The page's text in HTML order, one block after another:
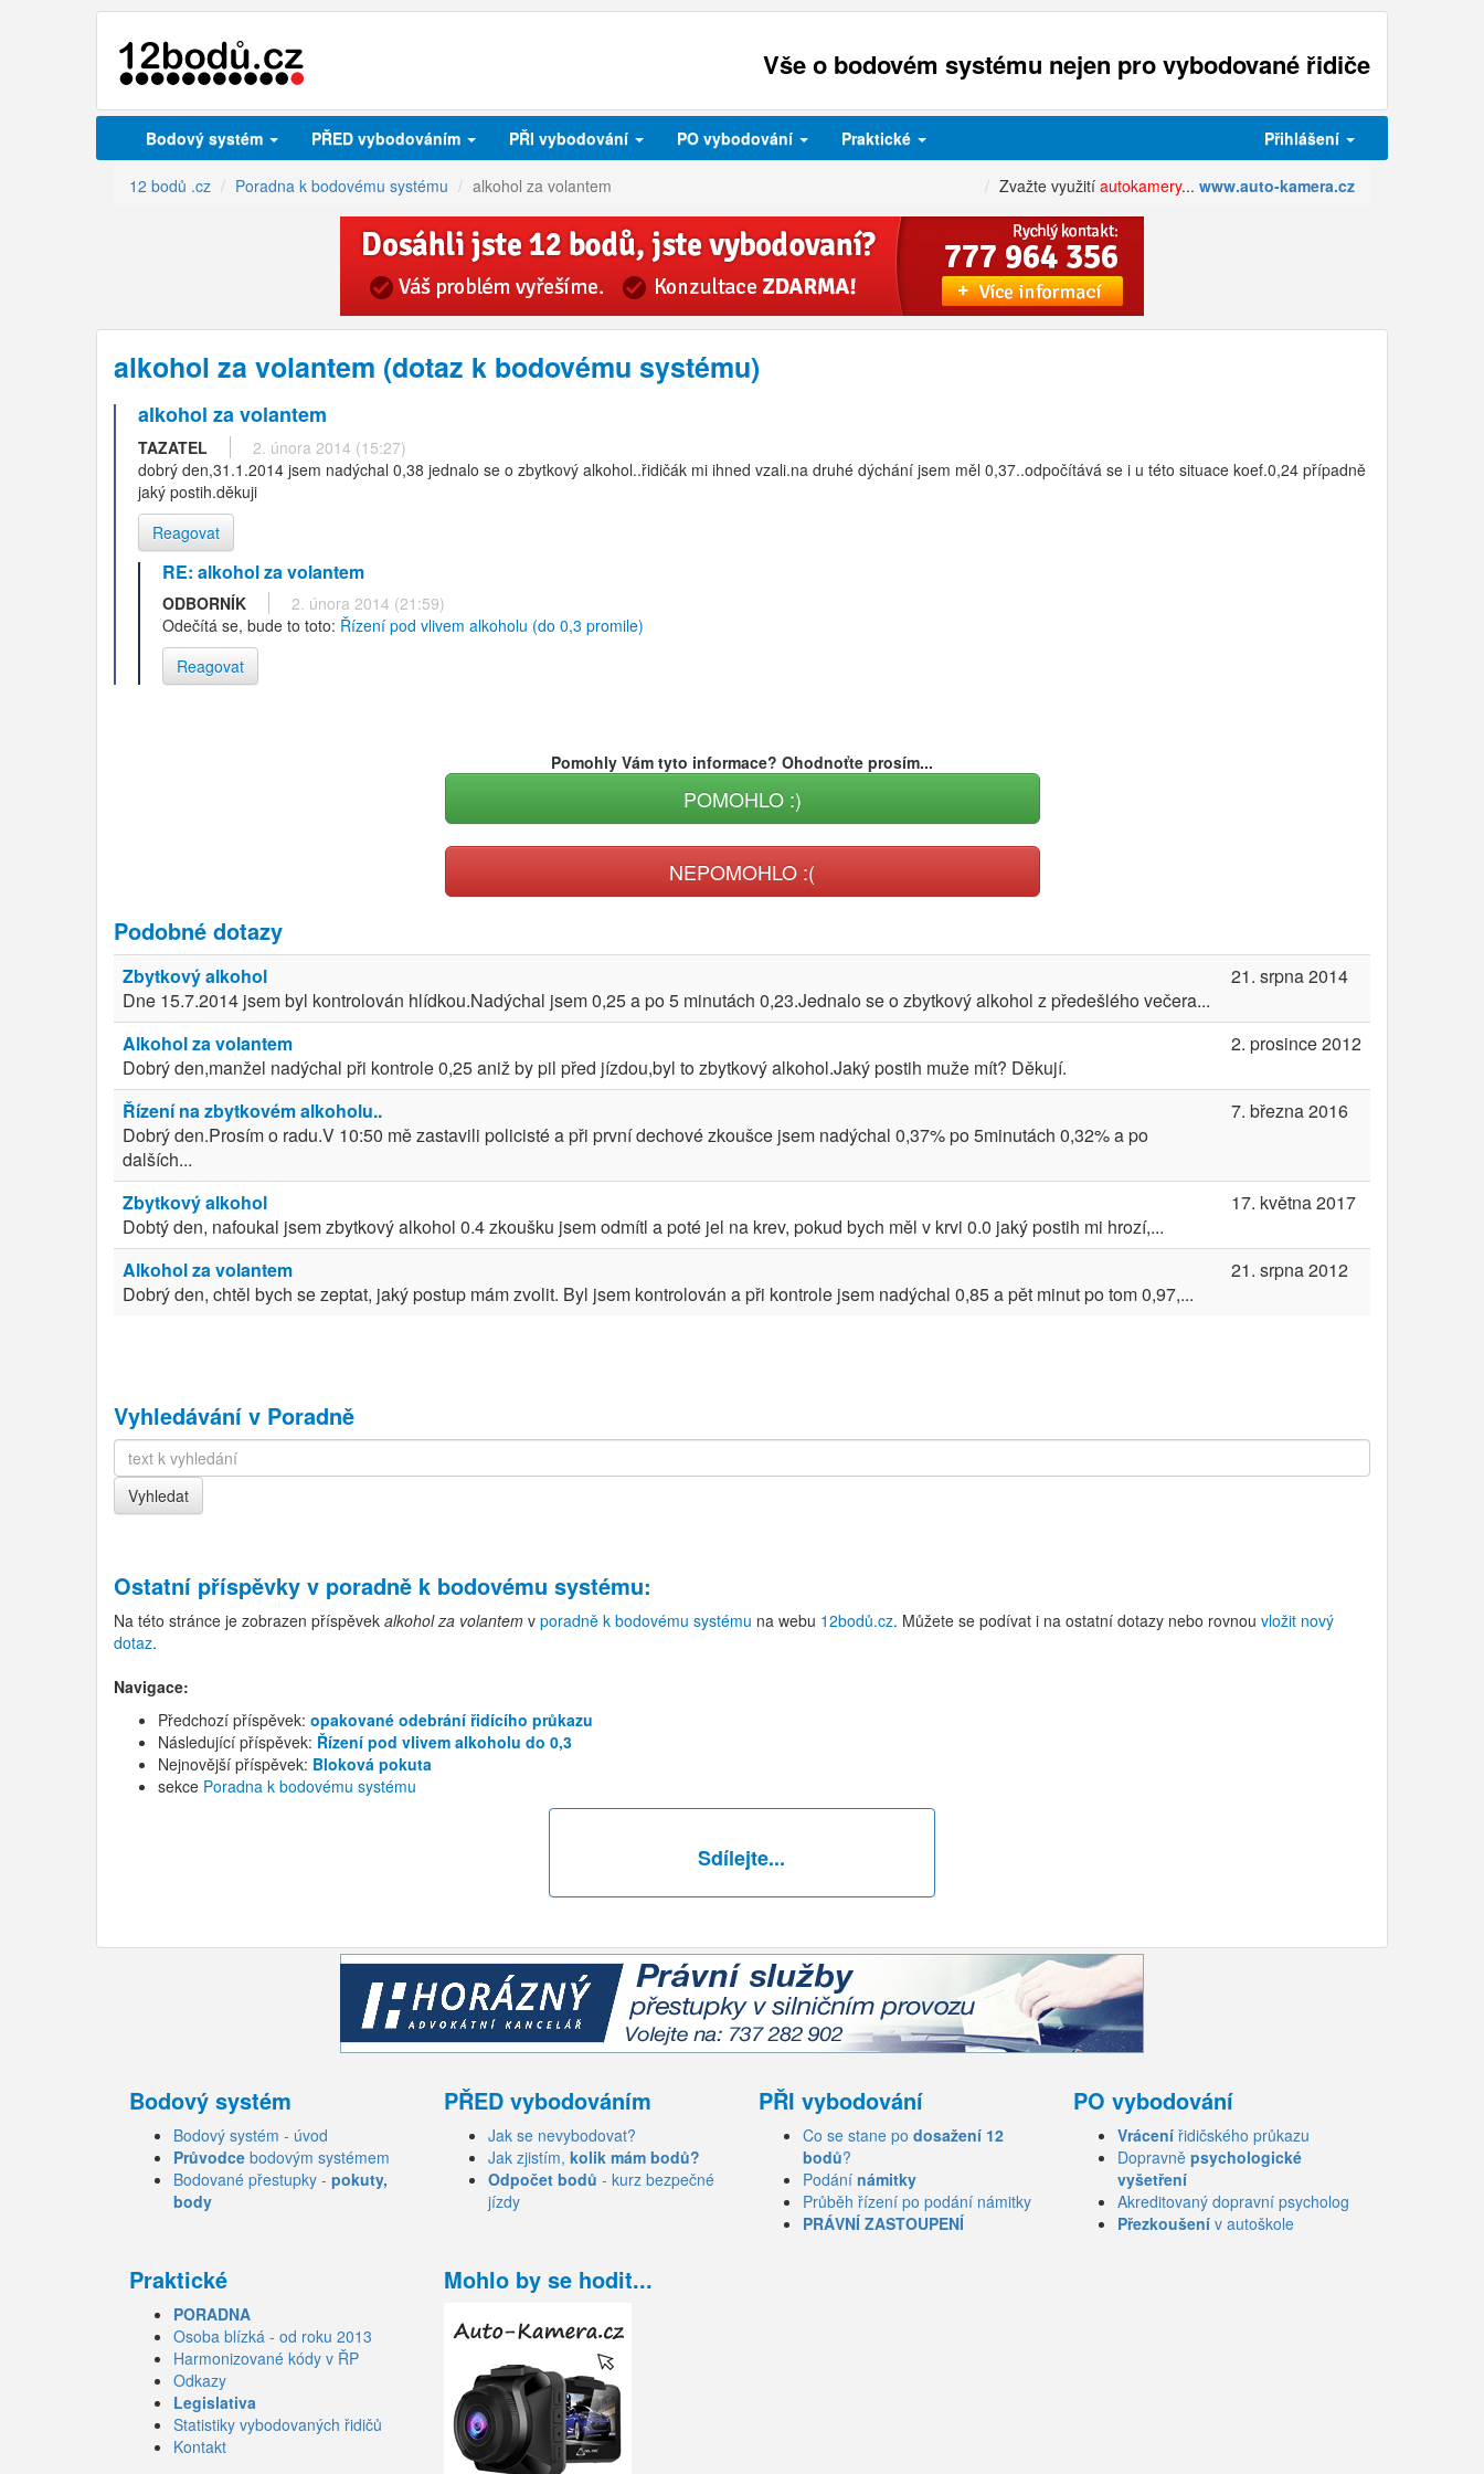
Vše o bodovém systému nejen pro vybodované řidiče
Bodový systém PŘED vybodováním PŘI vybodování PO vybodování Praktické Přihlášení
12 bodů .cz Poradna k bodovému systému alkohol za volantem Zvažte využití autokamery... www.auto-kamera.cz
alkohol za volantem (dotaz k bodovému systému)
alkohol za volantem
TAZATEL
2. února 2014 (15:27)
dobrý den,31.1.2014 jsem nadýchal 0,38 jednalo se o zbytkový alkohol..řidičák mi ihned vzali.na druhé dýchání jsem měl 0,37..odpočítává se i u této situace koef.0,24 případně
jaký postih.děkuji
Reagovat
RE: alkohol za volantem
ODBORNÍK
2. února 2014 (21:59)
Odečítá se, bude to toto: Řízení pod vlivem alkoholu (do 0,3 promile)
Reagovat
Pomohly Vám tyto informace? Ohodnoťte prosím...
POMOHLO :)
NEPOMOHLO :(
Podobné dotazy
Zbytkový alkohol
Dne 15.7.2014 jsem byl kontrolován hlídkou.Nadýchal jsem 0,25 a po 5 minutách 0,23.Jednalo se o zbytkový alkohol z předešlého večera...
21. srpna 2014
Alkohol za volantem
Dobrý den,manžel nadýchal při kontrole 0,25 aniž by pil před jízdou,byl to zbytkový alkohol.Jaký postih muže mít? Děkují.
2. prosince 2012
Řízení na zbytkovém alkoholu..
Dobrý den.Prosím o radu.V 10:50 mě zastavili policisté a při první dechové zkoušce jsem nadýchal 0,37% po 5minutách 0,32% a po
dalších...
7. března 2016
Zbytkový alkohol
Dobtý den, nafoukal jsem zbytkový alkohol 0.4 zkoušku jsem odmítl a poté jel na krev, pokud bych měl v krvi 0.0 jaký postih mi hrozí,...
17. května 2017
Alkohol za volantem
Dobrý den, chtěl bych se zeptat, jaký postup mám zvolit. Byl jsem kontrolován a při kontrole jsem nadýchal 0,85 a pět minut po tom 0,97,...
21. srpna 2012
Vyhledávání v Poradně
Ostatní příspěvky v poradně k bodovému systému:
Na této stránce je zobrazen příspěvek alkohol za volantem v poradně k bodovému systému na webu 12bodů.cz. Můžete se podívat i na ostatní dotazy nebo rovnou vložit nový
dotaz.
Navigace:
Předchozí příspěvek: opakované odebrání řidícího průkazu
Následující příspěvek: Řízení pod vlivem alkoholu do 0,3
Nejnovější příspěvek: Bloková pokuta
sekce Poradna k bodovému systému
Sdílejte...
Bodový systém
Bodový systém - úvod
Průvodce bodovým systémem
Bodované přestupky - pokuty,
body
PŘED vybodováním
Jak se nevybodovat?
Jak zjistím, kolik mám bodů?
Odpočet bodů - kurz bezpečné
jízdy
PŘI vybodování
Co se stane po dosažení 12
bodů?
Podání námitky
Průběh řízení po podání námitky
PRÁVNÍ ZASTOUPENÍ
PO vybodování
Vrácení řidičského průkazu
Dopravně psychologické
vyšetření
Akreditovaný dopravní psycholog
Přezkoušení v autoškole
Praktické
PORADNA
Osoba blízká - od roku 2013
Harmonizované kódy v ŘP
Odkazy
Legislativa
Statistiky vybodovaných řidičů
Kontakt
Mohlo by se hodit...